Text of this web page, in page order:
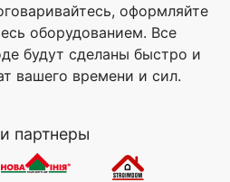
оформляйте
оборудованием. Все
будут сделаны быстро и
вашего времени и сил.
партнеры